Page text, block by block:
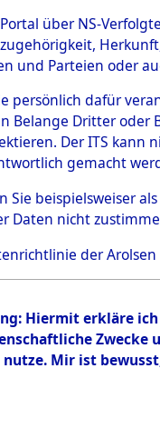
0003
über NS-
und Parteien oder
persönlich dafür
Belange Dritter
Der ITS
gemacht
Sie beispielsweiser
Daten nicht
der Arolsen
Hiermit erkläre
Mir ist